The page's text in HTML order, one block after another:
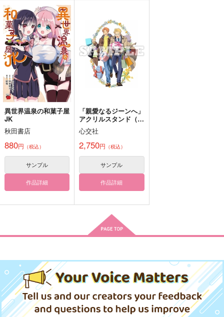
父水浴衣ポスカ
AQUAQUA
110円（税込）
ゲゲ郎×水木
サンプル
作品詳細
AQUAQUA
円（税込）
ゲゲ郎×水木
サンプル
作品詳細
858円
サンプル
作品詳細
父水アクキー2026
AQUAQUA
858円
作品詳細
110
サンプル
作品詳細
カート
AQUAQUA
858円（税込）
海馬瀬人×武藤遊戯
郎
AQUAQUA
専売 858円（税込）
ゲゲゲの鬼太郎
サンプル
カート
闇表マイクロファイバ
ークロス
AQUAQUA
429円（税込）
遊戯王
闇遊戯×武藤遊戯
サンプル
カート
AQUAQUA
1,144円（税込）
遊戯王
闇遊戯×武藤遊戯
サンプル
ALBUM3
円 （税込）
遊戯王
海馬瀬人×武藤遊戯
サンプル
超☆再☆録
1,257
遊戯王
武藤遊戯
サンプル
全速前進おまもり
858 円（税込）
遊戯王
海馬瀬人×武藤遊戯
サンプル
異世界温泉の和菓子屋
JK
秋田書店
880円 （税込）
サンプル
作品詳細
「親愛なるジーンへ」
アクリルスタンド（ク
リスマス）
心交社
2,750円 （税込）
サンプル
作品詳細